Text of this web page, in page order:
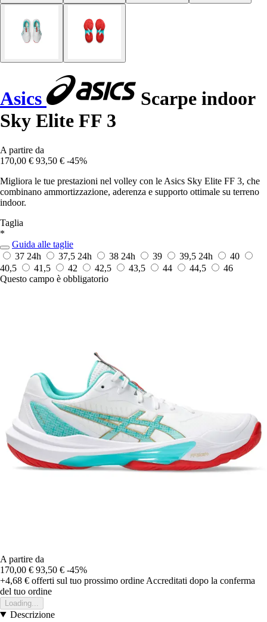
Asics
Scarpe indoor
Sky Elite FF 3
A partire da
170,00 € 93,50 € -45%
Migliora le tue prestazioni nel volley con le Asics Sky Elite FF 3, che
combinano ammortizzazione, aderenza e supporto ottimale su terreno
indoor.
Taglia
*
Guida alle taglie
37 24h 37,5 24h 38 24h 39 39,5 24h
40
40,5
41,5 42 42,5 43,5 44 44,5
46
Questo campo è obbligatorio
A partire da
170,00 € 93,50 € -45%
+4,68 € offerti sul tuo prossimo ordine Accreditati dopo la conferma
del tuo ordine
Loading...
Descrizione